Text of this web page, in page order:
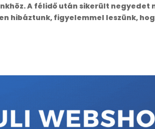
A félidő után sikerült negyedet
hibáztunk, figyelemmel leszünk,